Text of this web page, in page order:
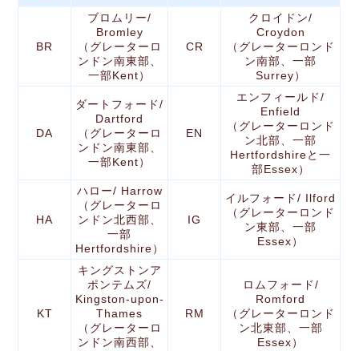
BR
ブロムリー/
Bromley
（グレーターロ
ンドン南東部、
一部Kent）
CR
クロイドン/
Croydon
（グレーターロンド
ン南部、一部
Surrey）
DA
ダートフォード/
Dartford
（グレーターロ
ンドン南東部、
一部Kent）
EN
エンフィールド/
Enfield
（グレーターロンド
ン北部、一部
Hertfordshireと一
部Essex）
HA
ハロー/ Harrow
（グレーターロ
ンドン北西部、
一部
Hertfordshire）
IG
イルフォード/ Ilford
（グレーターロンド
ン東部、一部
Essex）
KT
キングストンア
ポンテムズ/
Kingston-upon-
Thames
（グレーターロ
ンドン南西部、
RM
ロムフォード/
Romford
（グレーターロンド
ン北東部、一部
Essex）